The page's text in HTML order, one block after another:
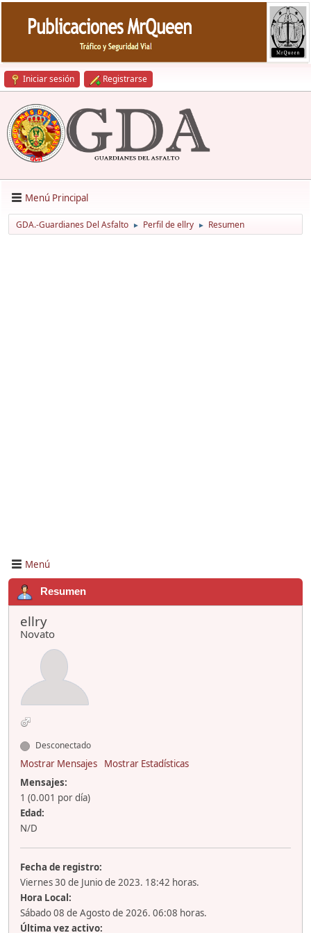
Iniciar sesión Registrarse
Menú Principal
GDA.-Guardianes Del Asfalto ► Perfil de ellry ► Resumen
Menú
Resumen
ellry
Novato
Desconectado
Mostrar Mensajes
Mostrar Estadísticas
Mensajes:
1 (0.001 por día)
Edad:
N/D
Fecha de registro:
Viernes 30 de Junio de 2023. 18:42 horas.
Hora Local:
Sábado 08 de Agosto de 2026. 06:08 horas.
Última vez activo: